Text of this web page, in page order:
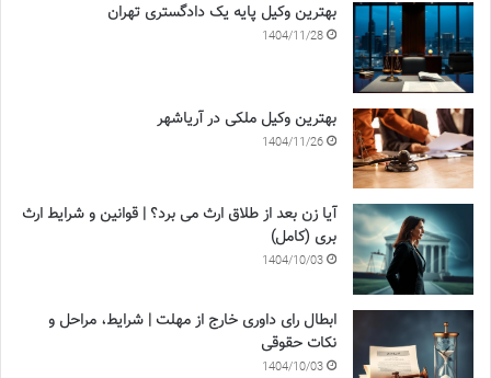
بهترین وکیل پایه یک دادگستری تهران
1404/11/28
بهترین وکیل ملکی در آریاشهر
1404/11/26
آیا زن بعد از طلاق ارث می برد؟ | قوانین و شرایط ارث
بری (کامل)
1404/10/03
ابطال رای داوری خارج از مهلت | شرایط، مراحل و
نکات حقوقی
1404/10/03